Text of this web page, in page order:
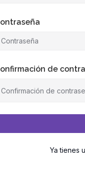
de
Ya tienes